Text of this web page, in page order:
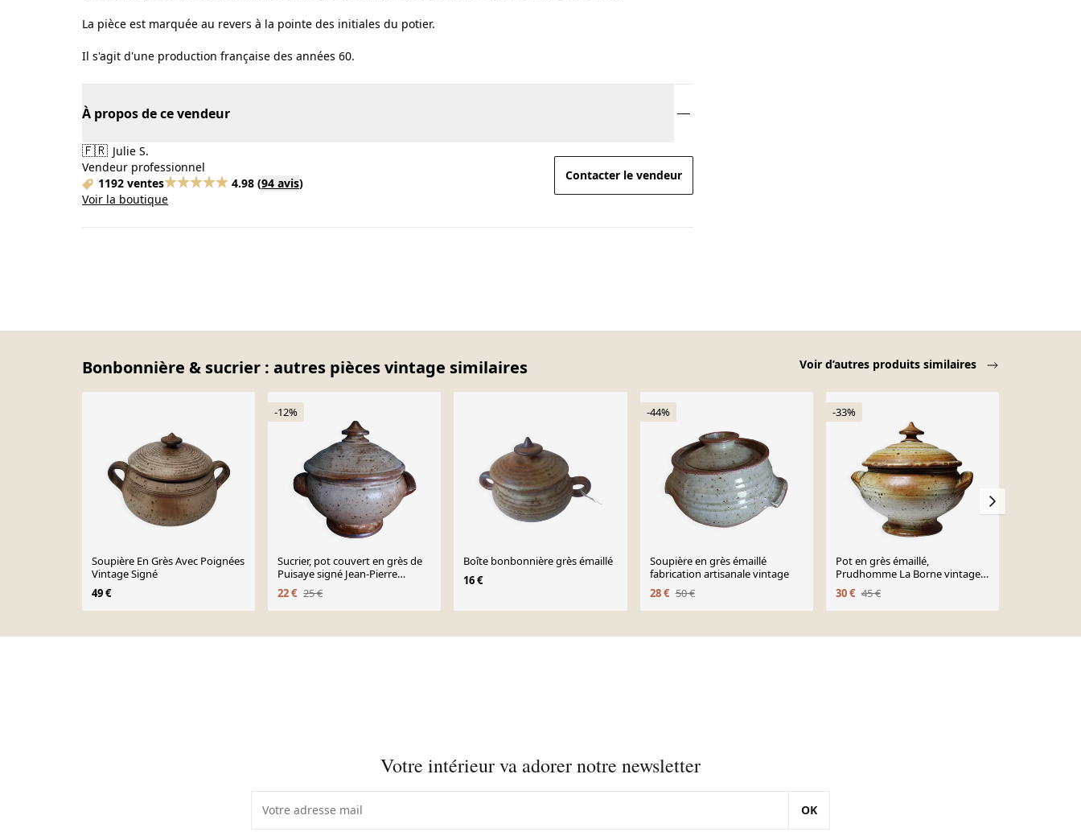
La pièce est marquée au revers à la pointe des initiales du potier.
Il s'agit d'une production française des années 60.
À propos de ce vendeur
🇫🇷 Julie S.
Vendeur professionnel
1192 ventes
4.98 (94 avis)
Voir la boutique
Contacter le vendeur
Bonbonnière & sucrier : autres pièces vintage similaires Voir d’autres produits similaires
Soupière En Grès Avec Poignées
Vintage Signé
49 €
-12%
Sucrier, pot couvert en grès de
Puisaye signé Jean-Pierre
Prud’homme
22 € 25 €
Boîte bonbonnière grès émaillé
16 €
-44%
Soupière en grès émaillé
fabrication artisanale vintage
28 € 50 €
-33%
Pot en grès émaillé,
Prudhomme La Borne vintage
années 60-70
30 € 45 €
Votre intérieur va adorer notre newsletter
OK